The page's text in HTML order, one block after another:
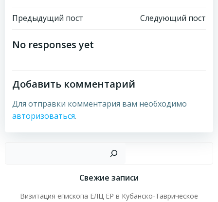
Навигация
по
Предыдущий пост
Навигация
Следующий пост
No responses yet
Добавить комментарий
Для отправки комментария вам необходимо
авторизоваться.
Свежие записи
Визитация епископа ЕЛЦ ЕР в Кубанско-Таврическое